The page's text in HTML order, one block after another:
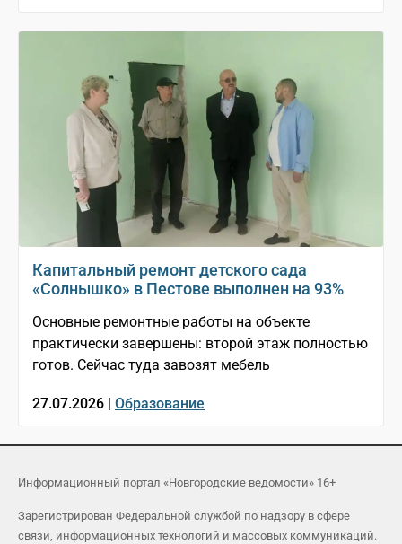
Капитальный ремонт детского сада
«Солнышко» в Пестове выполнен на 93%
Основные ремонтные работы на объекте
практически завершены: второй этаж полностью
готов. Сейчас туда завозят мебель
27.07.2026 | Образование
Информационный портал «Новгородские ведомости» 16+
Зарегистрирован Федеральной службой по надзору в сфере
связи, информационных технологий и массовых коммуникаций.